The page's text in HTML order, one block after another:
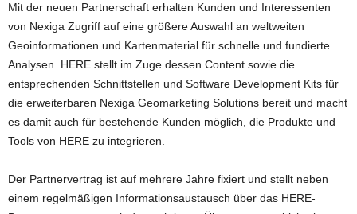
Mit der neuen Partnerschaft erhalten Kunden und Interessenten
von Nexiga Zugriff auf eine größere Auswahl an weltweiten
Geoinformationen und Kartenmaterial für schnelle und fundierte
Analysen. HERE stellt im Zuge dessen Content sowie die
entsprechenden Schnittstellen und Software Development Kits für
die erweiterbaren Nexiga Geomarketing Solutions bereit und macht
es damit auch für bestehende Kunden möglich, die Produkte und
Tools von HERE zu integrieren.
Der Partnervertrag ist auf mehrere Jahre fixiert und stellt neben
einem regelmäßigen Informationsaustausch über das HERE-